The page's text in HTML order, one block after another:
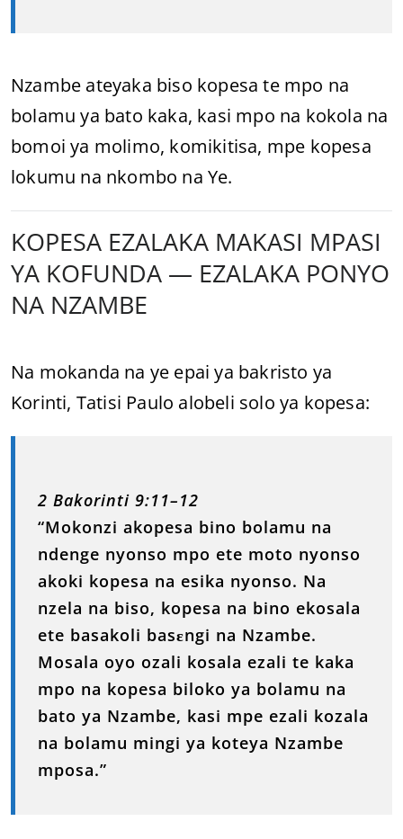
Nzambe ateyaka biso kopesa te mpo na
bolamu ya bato kaka, kasi mpo na kokola na
bomoi ya molimo, komikitisa, mpe kopesa
lokumu na nkombo na Ye.
KOPESA EZALAKA MAKASI MPASI
YA KOFUNDA — EZALAKA PONYO
NA NZAMBE
Na mokanda na ye epai ya bakristo ya
Korinti, Tatisi Paulo alobeli solo ya kopesa:
2 Bakorinti 9:11–12
“Mokonzi akopesa bino bolamu na
ndenge nyonso mpo ete moto nyonso
akoki kopesa na esika nyonso. Na
nzela na biso, kopesa na bino ekosala
ete basakoli basɛngi na Nzambe.
Mosala oyo ozali kosala ezali te kaka
mpo na kopesa biloko ya bolamu na
bato ya Nzambe, kasi mpe ezali kozala
na bolamu mingi ya koteya Nzambe
mposa.”